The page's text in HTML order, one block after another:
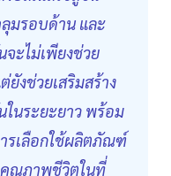
มรอบด้าน และ
ะไม่เพียงช่วย
ยังช่วยเสริมสร้าง
นระยะยาว พร้อม
รเลือกใช้ผลิตภัณฑ์
คุณภาพชีวิตในที่